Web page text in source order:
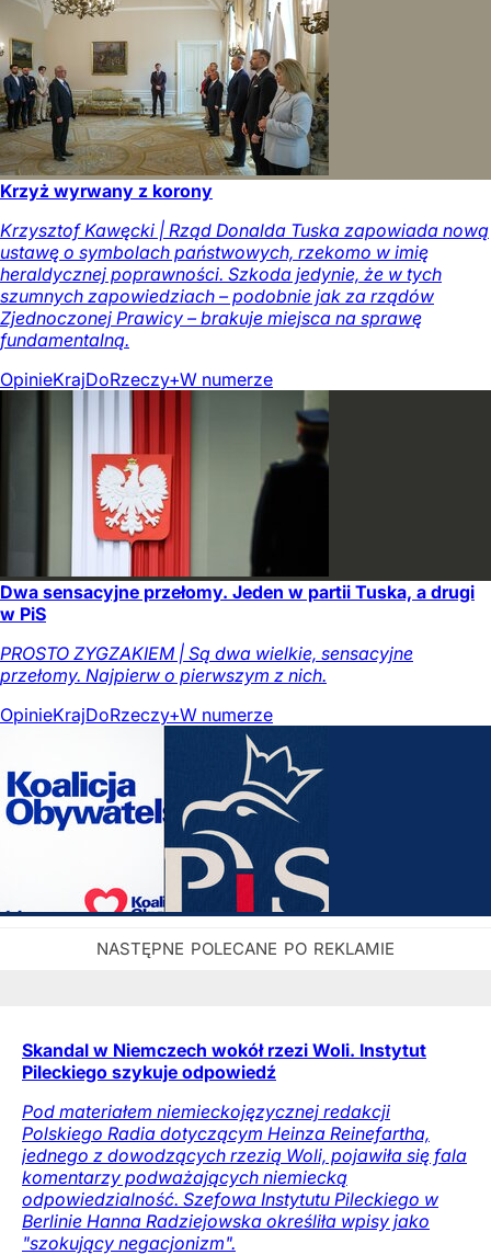
Krzyż wyrwany z korony
Krzysztof Kawęcki | Rząd Donalda Tuska zapowiada nową
ustawę o symbolach państwowych, rzekomo w imię
heraldycznej poprawności. Szkoda jedynie, że w tych
szumnych zapowiedziach – podobnie jak za rządów
Zjednoczonej Prawicy – brakuje miejsca na sprawę
fundamentalną.
OpinieKrajDoRzeczy+W numerze
Dwa sensacyjne przełomy. Jeden w partii Tuska, a drugi
w PiS
PROSTO ZYGZAKIEM | Są dwa wielkie, sensacyjne
przełomy. Najpierw o pierwszym z nich.
OpinieKrajDoRzeczy+W numerze
Skandal w Niemczech wokół rzezi Woli. Instytut
Pileckiego szykuje odpowiedź
Pod materiałem niemieckojęzycznej redakcji
Polskiego Radia dotyczącym Heinza Reinefartha,
jednego z dowodzących rzezią Woli, pojawiła się fala
komentarzy podważających niemiecką
odpowiedzialność. Szefowa Instytutu Pileckiego w
Berlinie Hanna Radziejowska określiła wpisy jako
"szokujący negacjonizm".